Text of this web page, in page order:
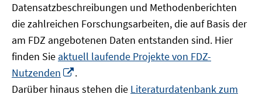
Datensatzbeschreibungen und Methodenberichten
die zahlreichen Forschungsarbeiten, die auf Basis der
am FDZ angebotenen Daten entstanden sind. Hier
finden Sie aktuell laufende Projekte von FDZ-
Nutzenden
neuem
.
Darüber hinaus stehen die Literaturdatenbank zum